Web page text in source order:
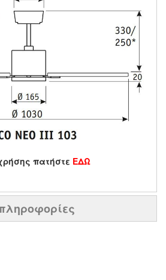
πατήστε ΕΔΩ